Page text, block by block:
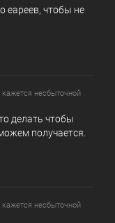
еареев, чтобы не
несбыточной
делать чтобы
получается.
несбыточной